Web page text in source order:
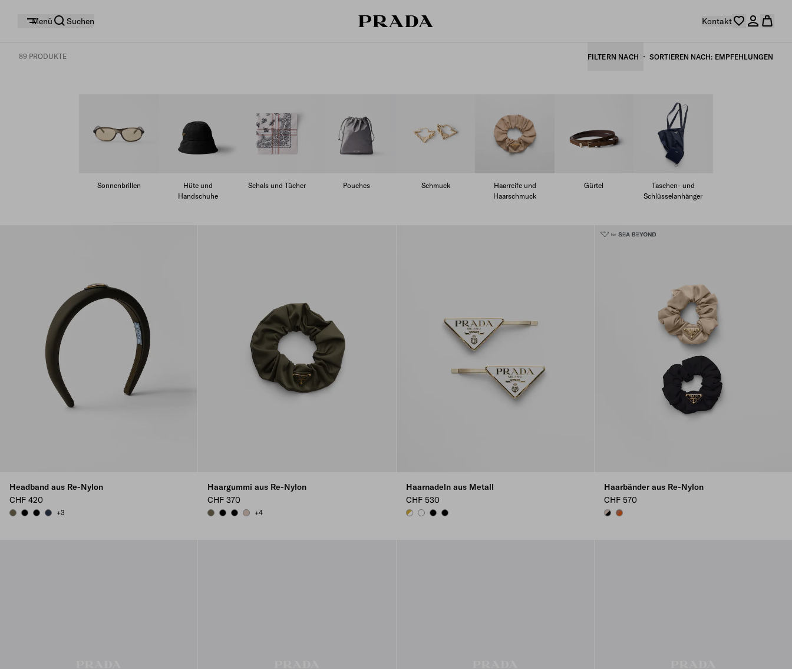
Menü Suchen Kontakt
89 PRODUKTE FILTERN NACH SORTIEREN NACH EMPFEHLUNGEN
Sonnenbrillen
Hüte und
Handschuhe
Schals und Tücher Pouches Schmuck
Haarreife und
Haarschmuck
Gürtel
Taschen- und
Schlüsselanhänger
Headband aus Re-Nylon
CHF 420
FOREST
BLACKBLACKBALTICLUE
+3
Haargummi aus Re-Nylon
CHF 370
FOREST
BLACKBLACKCAMEO BEIGE
+4
Haarnadeln aus Metall
CHF 530
WHITEWHITEBLACKBLACK
Haarbänder aus Re-Nylon
CHF 570
BLACK/CAMEO
PAPAYA/BURNT SIENNA